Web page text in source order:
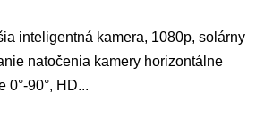
inteligentná kamera, 1080p, solárny
natočenia kamery horizontálne
0°-90°, HD...